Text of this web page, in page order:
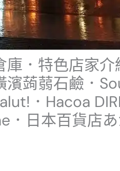
．特色店家介
濱蒟蒻石鹼．
．Hacoa
．日本百貨店